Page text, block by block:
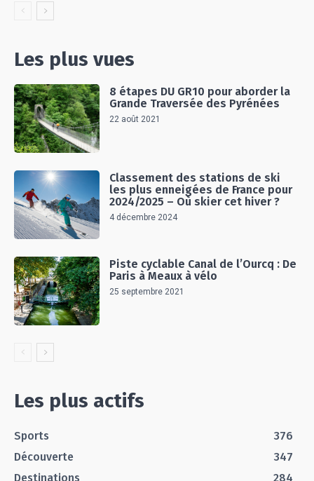
Les plus vues
8 étapes DU GR10 pour aborder la
Grande Traversée des Pyrénées
22 août 2021
Classement des stations de ski
les plus enneigées de France pour
2024/2025 – Où skier cet hiver ?
4 décembre 2024
Piste cyclable Canal de l’Ourcq : De
Paris à Meaux à vélo
25 septembre 2021
Les plus actifs
Sports
376
Découverte
347
Destinations
284